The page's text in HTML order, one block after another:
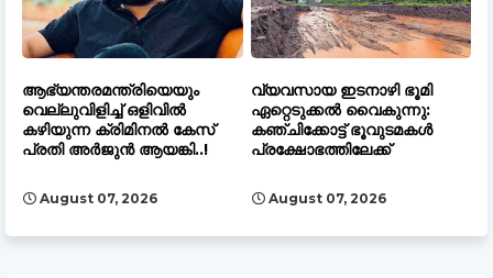
ആഭ്യന്തരമന്ത്രിയെയും
വെല്ലുവിളിച്ച് ഒളിവില്‍
കഴിയുന്ന ക്രിമിനൽ കേസ്
പ്രതി അർജുൻ ആയങ്കി..!
August 07, 2026
വ്യവസായ ഇടനാഴി ഭൂമി
ഏറ്റെടുക്കൽ വൈകുന്നു:
കഞ്ചിക്കോട്ട് ഭൂവുടമകൾ
പ്രക്ഷോഭത്തിലേക്ക്
August 07, 2026